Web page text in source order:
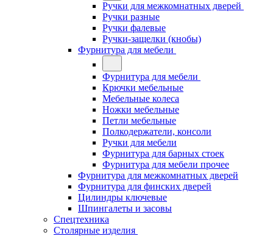
Ручки для межкомнатных дверей
Ручки разные
Ручки фалевые
Ручки-защелки (кнобы)
Фурнитура для мебели
Фурнитура для мебели
Крючки мебельные
Мебельные колеса
Ножки мебельные
Петли мебельные
Полкодержатели, консоли
Ручки для мебели
Фурнитура для барных стоек
Фурнитура для мебели прочее
Фурнитура для межкомнатных дверей
Фурнитура для финских дверей
Цилиндры ключевые
Шпингалеты и засовы
Спецтехника
Столярные изделия